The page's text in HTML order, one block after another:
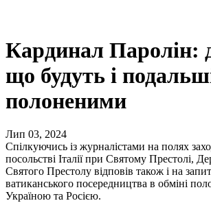
Кардинал Паролін:
що будуть і
полоненими
Лип 03, 2024
Спілкуючись із журналістами на полях
посольстві Італії при Святому Престолі,
Святого Престолу відповів також і на
ватиканського посередництва в обміні
Україною та Росією.